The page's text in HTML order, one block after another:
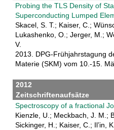
Probing the TLS Density of
Superconducting Lumped
Skacel, S. T.; Kaiser, C.;
Lukashenko, O.; Jerger, M.;
V.
2013. DPG-Frühjahrstagung
Materie (SKM) vom 10.-15.
2012
Zeitschriftenaufsätze
Spectroscopy of a fractional
Kienzle, U.; Meckbach, J. M.;
Sickinger, H.; Kaiser, C.; Il’in,